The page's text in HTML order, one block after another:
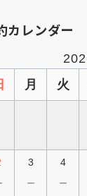
カレンダー
月 火
3
－
4
－